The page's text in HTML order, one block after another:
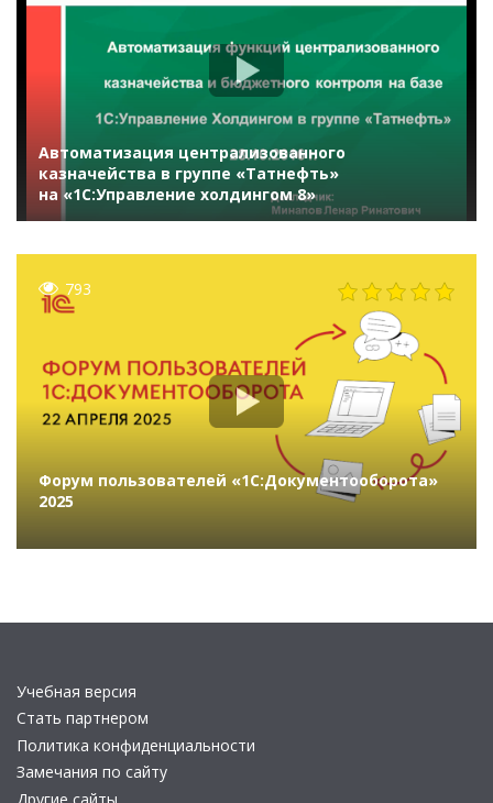
Автоматизация централизованного
казначейства в группе «Татнефть»
на «1С:Управление холдингом 8»
793
Форум пользователей «1С:Документооборота»
2025
Учебная версия
Стать партнером
Политика конфиденциальности
Замечания по сайту
Другие сайты